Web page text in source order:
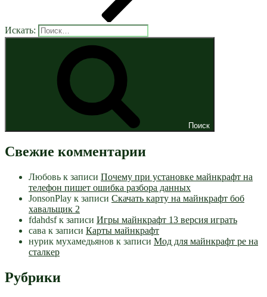
Искать:
Поиск
Свежие комментарии
Любовь к записи Почему при установке майнкрафт на
телефон пишет ошибка разбора данных
JonsonPlay к записи Скачать карту на майнкрафт боб
хавальщик 2
fdahdsfк записи Игры майнкрафт 13 версия играть
сава к записи Карты майнкрафт
нурик мухамедьянов к записи Мод для майнкрафт pe на
сталкер
Рубрики